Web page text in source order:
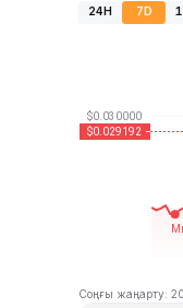
24H 7D
Соңғы жаңарту: